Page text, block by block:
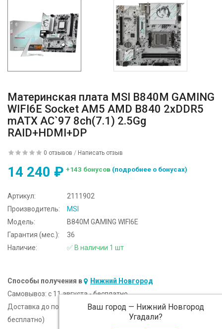
Материнская плата MSI B840M GAMING
WIFI6E Socket AM5 AMD B840 2xDDR5
mATX AC`97 8ch(7.1) 2.5Gg
RAID+HDMI+DP
0 отзывов / Написать отзыв
14 240 ₽ +143 бонусов (подробнее о бонусах)
Артикул:
2111902
Производитель:
MSI
Модель:
B840M GAMING WIFI6E
Гарантия (мес.):
36
Наличие:
✅ В наличии 1 шт
Способы получения в Нижний Новгород
Ваш город — Нижний Новгород
Угадали?
Самовывоз: c 11 августа - бесплатно
Доставка до подъезда:
c 11 августа - 300 ₽ (от 5 000 ₽
бесплатно)